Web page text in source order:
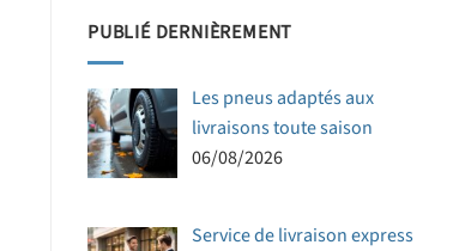
PUBLIÉ DERNIÈREMENT
Les pneus adaptés aux
livraisons toute saison
06/08/2026
Service de livraison express